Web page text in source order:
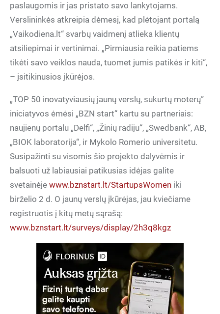
paslaugomis ir jas pristato savo lankytojams.
Verslininkės atkreipia dėmesį, kad plėtojant portalą
„Vaikodiena.lt“ svarbų vaidmenį atlieka klientų
atsiliepimai ir vertinimai. „Pirmiausia reikia patiems
tikėti savo veiklos nauda, tuomet jumis patikės ir kiti“,
– įsitikinusios įkūrėjos.
iniciatyvos ėmėsi „BZN start“ kartu su partneriais:
naujienų portalu „Delfi“, „Žinių radiju“, „Swedbank“, AB,
„BIOK laboratorija“, ir Mykolo Romerio universitetu.
Susipažinti su visomis šio projekto dalyvėmis ir
balsuoti už labiausiai patikusias idėjas galite
svetainėje www.bznstart.lt/StartupsWomen iki
birželio 2 d. O jaunų verslų įkūrėjas, jau kviečiame
registruotis į kitų metų sąrašą:
www.bznstart.lt/surveys/display/2h3q8kgz